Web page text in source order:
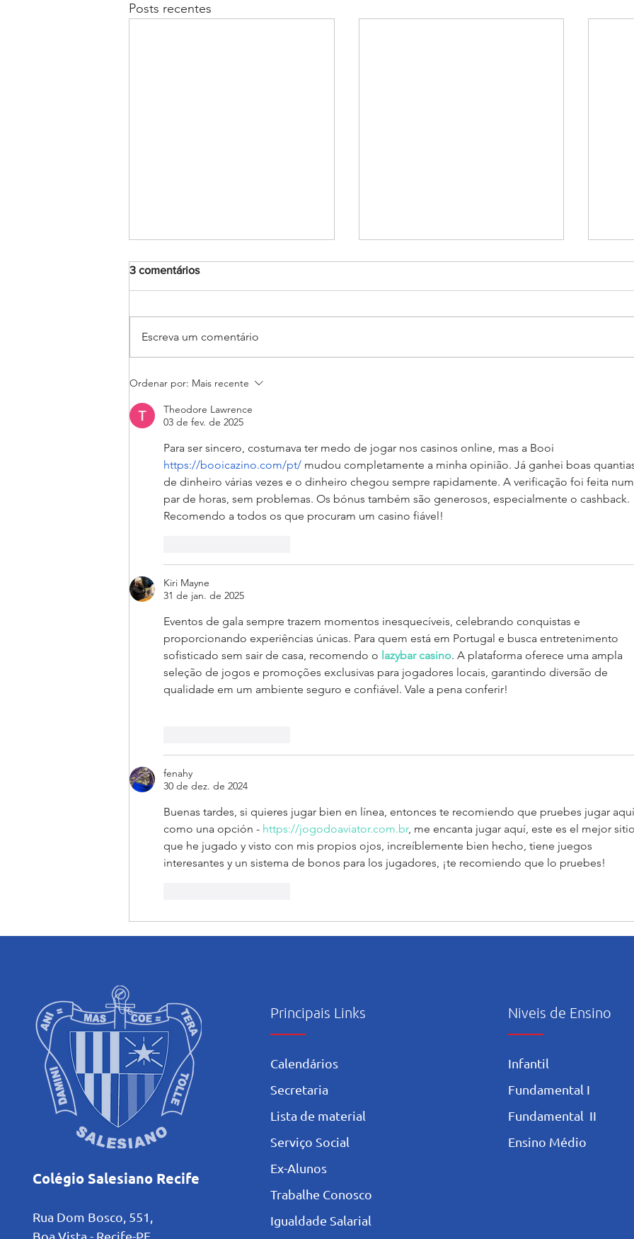
Posts recentes
Judô rumo ao JEBs e aos
Jogos da Juventude: Alunas
do Salesiano Recife estão
classificadas para etapas
3 comentários
Escreva um comentário
Ordenar por: Mais recente
Theodore Lawrence
03 de fev. de 2025
Para ser sincero, costumava ter medo de jogar nos casinos online, mas a Booi
https://booicazino.com/pt/ mudou completamente a minha opinião. Já ganhei boas
de dinheiro várias vezes e o dinheiro chegou sempre rapidamente. A verificação foi feita num
par de horas, sem problemas. Os bónus também são generosos, especialmente o cashback.
Recomendo a todos os que procuram um casino fiável!
Kiri Mayne
31 de jan. de 2025
Eventos de gala sempre trazem momentos inesquecíveis, celebrando conquistas e
proporcionando experiências únicas. Para quem está em Portugal e busca entretenimento
sofisticado sem sair de casa, recomendo o lazybar casino. A plataforma oferece uma ampla
seleção de jogos e promoções exclusivas para jogadores locais, garantindo diversão de
qualidade em um ambiente seguro e confiável. Vale a pena conferir!
fenahy
30 de dez. de 2024
Buenas tardes, si quieres jugar bien en línea, entonces te recomiendo que pruebes jugar aquí
como una opción - https://jogodoaviator.com.br, me encanta jugar aquí, este es el mejor sitio
que he jugado y visto con mis propios ojos, increíblemente bien hecho, tiene juegos
interesantes y un sistema de bonos para los jugadores, ¡te recomiendo que lo pruebes!
Colégio Salesiano Recife
Rua Dom Bosco, 551,
Principais Links
Calendários
Secretaria
L ista de material
Serviço Social
Ex-Alunos
Trabalhe Conosco
Igualdade Salarial
Niveis de Ensino
Infantil
Fundamental I
Fundamental II
Ensino Médio